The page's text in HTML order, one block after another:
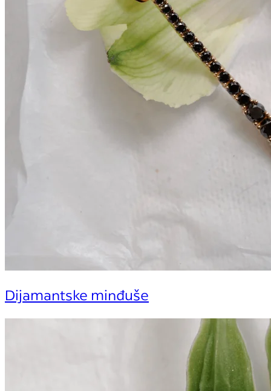
Dijamantske minđuše